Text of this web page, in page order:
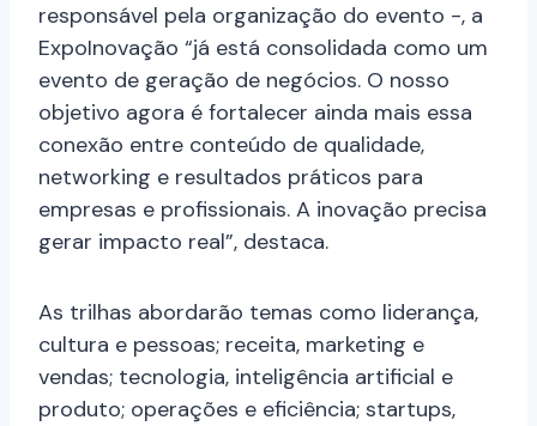
responsável pela organização do evento -, a
ExpoInovação “já está consolidada como um
evento de geração de negócios. O nosso
objetivo agora é fortalecer ainda mais essa
conexão entre conteúdo de qualidade,
networking e resultados práticos para
empresas e profissionais. A inovação precisa
gerar impacto real”, destaca.
As trilhas abordarão temas como liderança,
cultura e pessoas; receita, marketing e
vendas; tecnologia, inteligência artificial e
produto; operações e eficiência; startups,